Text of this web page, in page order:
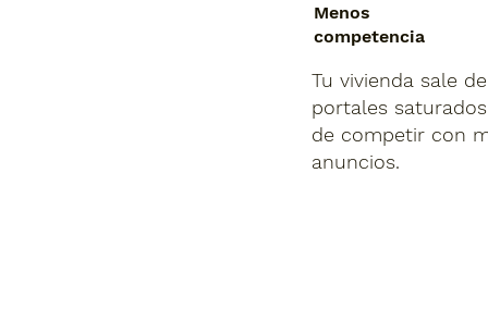
Menos
competencia
Tu vivienda sale
portales
de competir con
anuncios.